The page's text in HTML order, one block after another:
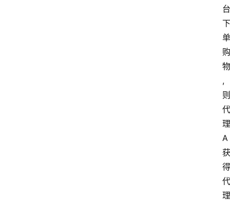
台
下
单
购
物
,
则
代
理
A
获
得
代
理